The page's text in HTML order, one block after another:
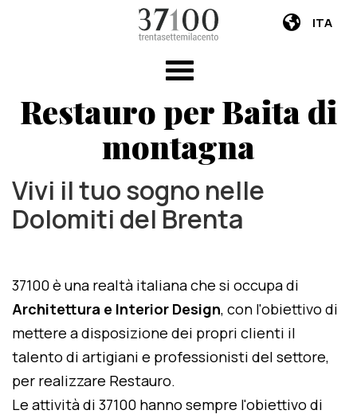
ITA
Restauro per Baita di
montagna
Vivi il tuo sogno nelle
Dolomiti del Brenta
37100 è una realtà italiana che si occupa di
Architettura e Interior Design, con l'obiettivo di
mettere a disposizione dei propri clienti il
talento di artigiani e professionisti del settore,
per realizzare Restauro.
Le attività di 37100 hanno sempre l'obiettivo di